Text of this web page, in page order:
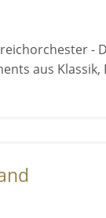
-
aus Klassik,